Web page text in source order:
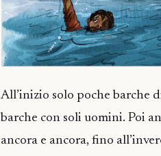
All’inizio solo poche barche
barche con soli uomini. Poi
ancora e ancora, fino